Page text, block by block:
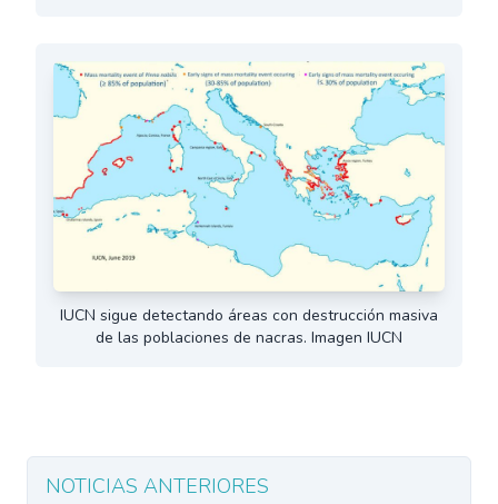
IUCN sigue detectando áreas con destrucción masiva
de las poblaciones de nacras. Imagen IUCN
NOTICIAS ANTERIORES